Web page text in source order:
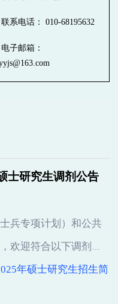
联系电话： 010-68195632
电子邮箱：
士研究生调剂公告
兵专项计划）和公共
欢迎符合以下调剂条
年硕士研究生招生简